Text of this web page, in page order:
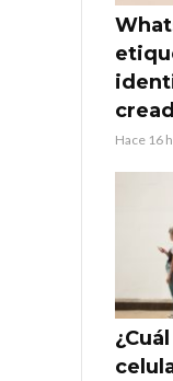
Hace 16